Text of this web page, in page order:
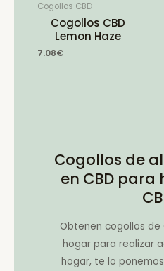
Cogollos CBD
Cogollos CBD
Lemon Haze
7.08€
Cogollos de
en CBD
Obtenen cogollos de
hogar para realizar
hogar, te lo